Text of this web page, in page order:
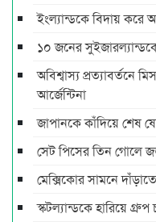
ইংল্যান্ডকে বিদায় করে
১০ জনের
অবিশ্বাস্য প্রত্যাবর্তনে
আর্জেন্টিনা
জাপানকে কাঁদিয়ে শেষ
সেট পিসের তিন গোলে
মেক্সিকোর সামনে
স্কটল্যান্ডকে হারিয়ে গ্রুপ